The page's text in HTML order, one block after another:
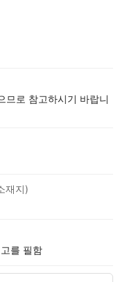
로 참고하시기 바랍니
재지)
를 필함